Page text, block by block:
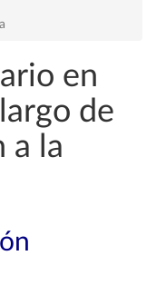
en
de
a la